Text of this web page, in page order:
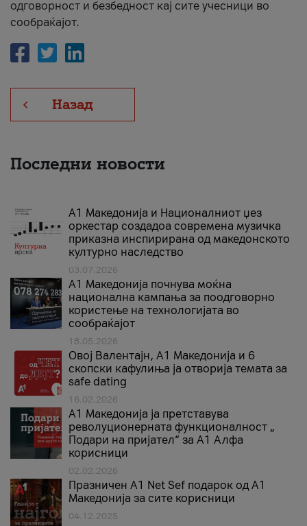
одговорност и безбедност кај сите учесници во
сообраќајот.
Назад
Последни новости
А1 Македонија и Националниот џез
оркестар создадоа современа музичка
приказна инспирирана од македонското
културно наследство
03.07.2026
A1 Македонија почнува моќна
национална кампања за поодговорно
користење на технологијата во
сообраќајот
18.05.2026
Овој Валентајн, A1 Македонија и 6
скопски кафулиња ја отворија темата за
safe dating
16.02.2026
А1 Македонија ја претставува
револуционерната функционалност „
Подари на пријател“ за А1 Алфа
корисници
02.02.2026
Празничен A1 Net Sеf подарок од А1
Македонија за сите корисници
04.12.2025